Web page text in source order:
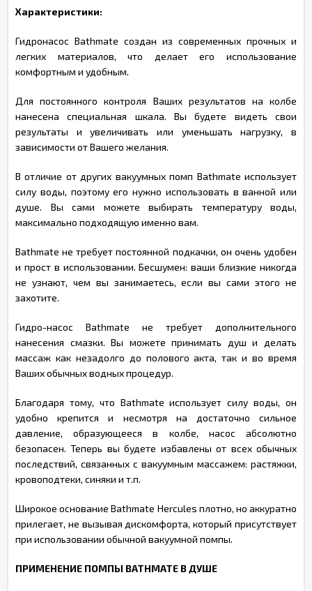
Характеристики:
Гидронасос Bathmate создан из современных прочных и
легких материалов, что делает его использование
комфортным и удобным.
Для постоянного контроля Ваших результатов на колбе
нанесена специальная шкала. Вы будете видеть свои
результаты и увеличивать или уменьшать нагрузку, в
зависимости от Вашего желания.
В отличие от других вакуумных помп Bathmate использует
силу воды, поэтому его нужно использовать в ванной или
душе. Вы сами можете выбирать температуру воды,
максимально подходящую именно вам.
Bathmate не требует постоянной подкачки, он очень удобен
и прост в использовании. Бесшумен: ваши близкие никогда
не узнают, чем вы занимаетесь, если вы сами этого не
захотите.
Гидро-насос Bathmate не требует дополнительного
нанесения смазки. Вы можете принимать душ и делать
массаж как незадолго до полового акта, так и во время
Ваших обычных водных процедур.
Благодаря тому, что Bathmate использует силу воды, он
удобно крепится и несмотря на достаточно сильное
давление, образующееся в колбе, насос абсолютно
безопасен. Теперь вы будете избавлены от всех обычных
последствий, связанных с вакуумным массажем: растяжки,
кровоподтеки, синяки и т.п.
Широкое основание Bathmate Hercules плотно, но аккуратно
прилегает, не вызывая дискомфорта, который присутствует
при использовании обычной вакуумной помпы.
ПРИМЕНЕНИЕ ПОМПЫ BATHMATE В ДУШЕ